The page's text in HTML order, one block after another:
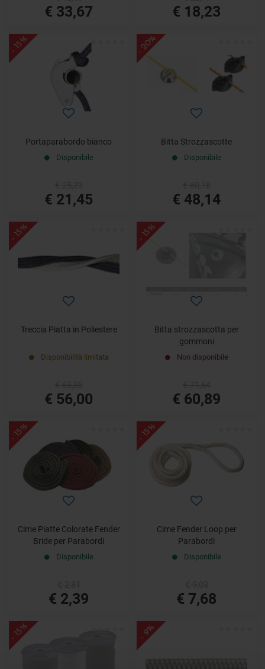
€ 33,67 € 18,23
- 15%
Portaparabordo bianco
Disponibile
€ 21,45
- 20%
Bitta Strozzascotte
Disponibile
€ 48,14
- 15%
Treccia Piatta in Poliestere
Disponibilità limitata
€ 56,00
- 15%
Bitta strozzascotta per
gommoni
Non disponibile
€ 60,89
- 15%
Cime Piatte Colorate Fender
Bride per Parabordi
Disponibile
€ 2,39
- 15%
Cime Fender Loop per
Parabordi
Disponibile
€ 7,68
- 15% - 9%